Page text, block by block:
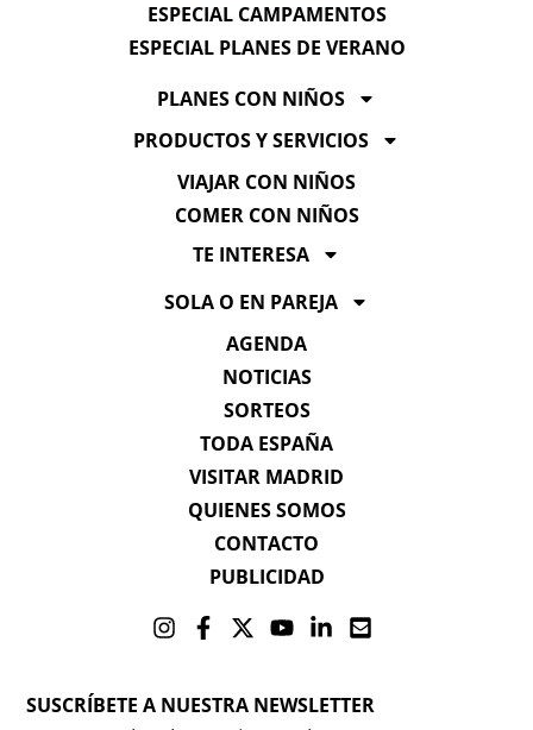
ESPECIAL CAMPAMENTOS
ESPECIAL PLANES DE VERANO
PLANES CON NIÑOS
PRODUCTOS Y SERVICIOS
VIAJAR CON NIÑOS
COMER CON NIÑOS
TE INTERESA
SOLA O EN PAREJA
AGENDA
NOTICIAS
SORTEOS
TODA ESPAÑA
VISITAR MADRID
QUIENES SOMOS
CONTACTO
PUBLICIDAD
SUSCRÍBETE A NUESTRA NEWSLETTER